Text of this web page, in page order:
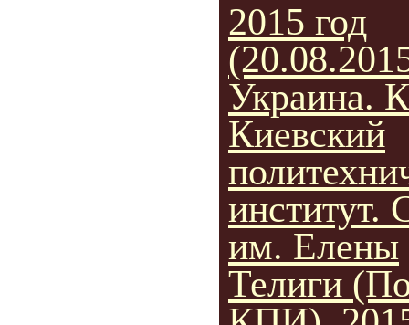
2015 год
Украина.
Киевский
институт.
им. Елены
Телиги